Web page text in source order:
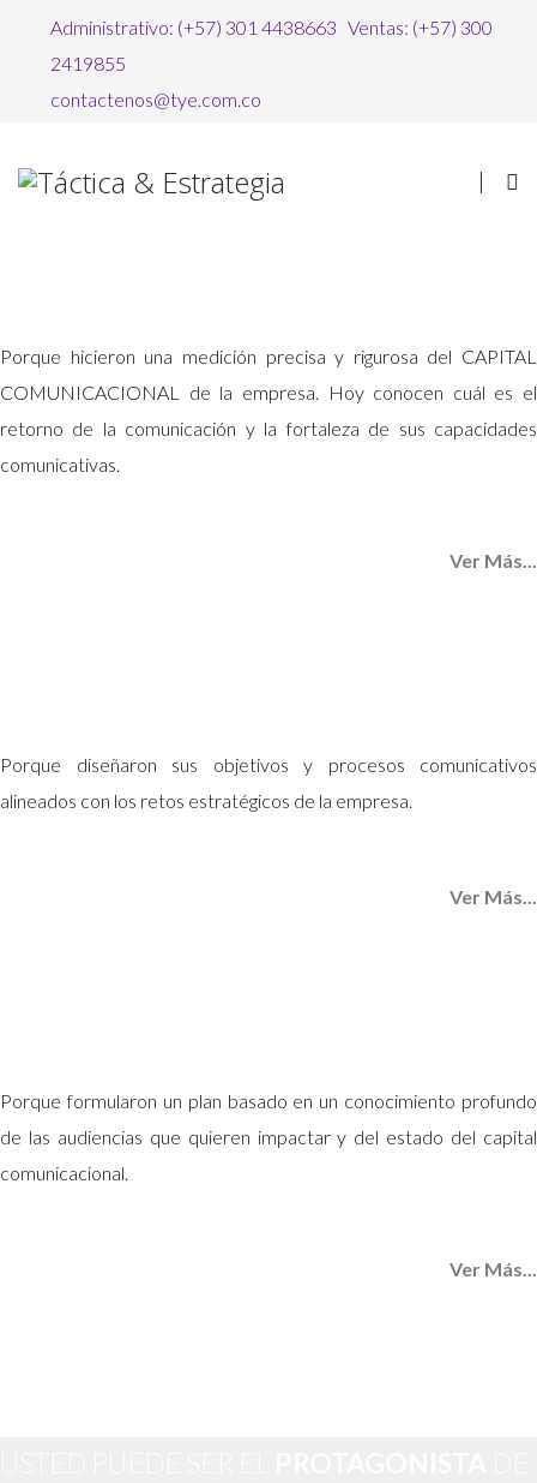
Administrativo: (+57) 301 4438663 Ventas: (+57) 300
2419855
contactenos@tye.com.co
SATISFECHOS CON SUS
OFICINAS DECOMUNICACIÓN
Porque hicieron una medición precisa y rigurosa del CAPITAL
COMUNICACIONAL de la empresa. Hoy conocen cuál es el
retorno de la comunicación y la fortaleza de sus capacidades
comunicativas.
Ver Más...
Porque diseñaron sus objetivos y procesos comunicativos
alineados con los retos estratégicos de la empresa.
Ver Más...
Porque formularon un plan basado en un conocimiento profundo
de las audiencias que quieren impactar y del estado del capital
comunicacional.
Ver Más...